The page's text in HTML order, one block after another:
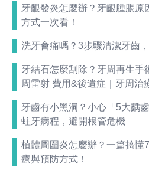
牙齦發炎怎麼辦？牙齦腫脹原
方式一次看！
洗牙會痛嗎？3步驟清潔牙齒
牙結石怎麼刮除？牙周再生手
周雷射 費用&後遺症｜牙周治
牙齒有小黑洞？小心「5大齲
蛀牙病程，避開根管危機
植體周圍炎怎麼辦？一篇搞懂
療與預防方式！